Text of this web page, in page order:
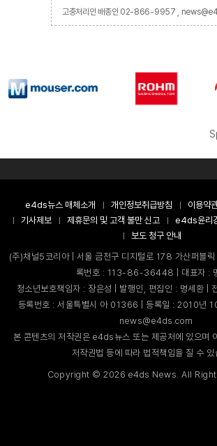
고충처리인 배종인 02-866-9957 ,
e4ds뉴스 매체소개 개인정보취급방침 이용약
기사제보
제휴문의 및 고객 불만 신고 e4ds윤리
보도 청구 안내
(주)채널5코리아 | 서울 금천구 디지털로 178 가산퍼블
록번호 : 113-86-36448 | 대표자 :
청소년보호책임자 : 장은성 | 발행인, 편집인 : 명세
등록번호 : 서울특별시 아 01366 | 등록일 : 2010년
news@e4ds.com
본 콘텐츠의 저작권은 e4ds뉴스 또는 제공처에 있으며
저작권법 등에 따라 법적책임을 질 수 있
Copyright ©2026 e4ds News. All